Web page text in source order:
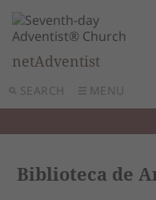
SEARCH MENU
netAdventist
Biblioteca de